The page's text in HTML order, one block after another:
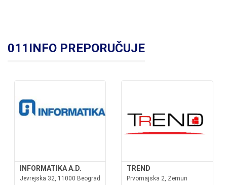
011INFO PREPORUČUJE
INFORMATIKA A.D.
Jevrejska 32, 11000 Beograd
TREND
Prvomajska 2, Zemun